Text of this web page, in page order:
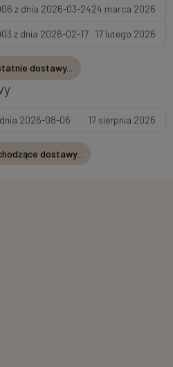
24 marca 2026
z dnia 2026-03-24
17 lutego 2026
z dnia 2026-02-17
dostawy...
17 sierpnia 2026
2026-08-06
dostawy...